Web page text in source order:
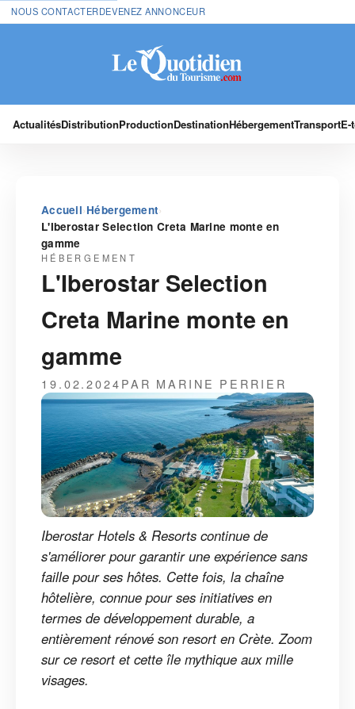
NOUS CONTACTERDEVENEZ ANNONCEUR
ActualitésDistributionProductionDestinationHébergementTransport
Accueil›Hébergement›
L'Iberostar Selection Creta Marine monte en
gamme
HÉBERGEMENT
L'Iberostar Selection
Creta Marine monte en
gamme
19.02.2024PAR MARINE PERRIER
Iberostar Hotels & Resorts continue de
s'améliorer pour garantir une expérience sans
faille pour ses hôtes. Cette fois, la chaîne
hôtelière, connue pour ses initiatives en
termes de développement durable, a
entièrement rénové son resort en Crète. Zoom
sur ce resort et cette île mythique aux mille
visages.